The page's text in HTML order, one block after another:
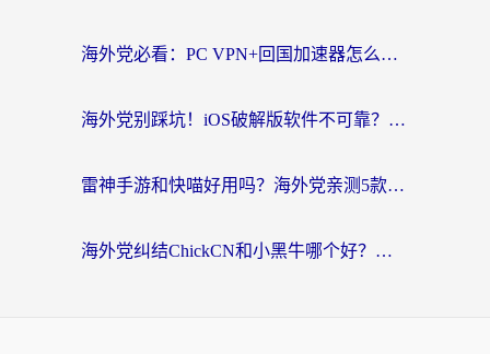
海外党必看：PC VPN+回国加速器怎么选？无缝访问国内资源全攻略
海外党别踩坑！iOS破解版软件不可靠？教你选对回国加速器无缝看国内资源
雷神手游和快喵好用吗？海外党亲测5款回国加速器，附斧牛Bling对比+微信视频号解决办法
海外党纠结ChickCN和小黑牛哪个好？一篇帮你选对回国加速器的实用指南